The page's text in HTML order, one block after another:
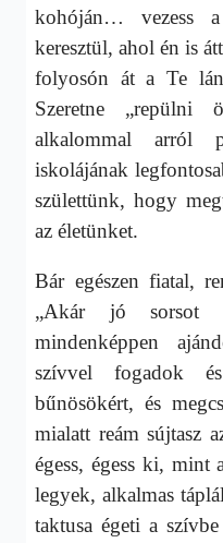
kohóján… vezess
keresztül, ahol én is
folyosón át a Te
Szeretne
alkalommal arról
iskolájának
születtünk, hogy
az életünket.
Bár egészen fiatal,
„Akár jó sorsot
mindenképpen
szívvel fogadok
bűnösökért, és
mialatt reám sújtasz
égess, égess ki, mint
legyek, alkalmas
taktusa égeti a